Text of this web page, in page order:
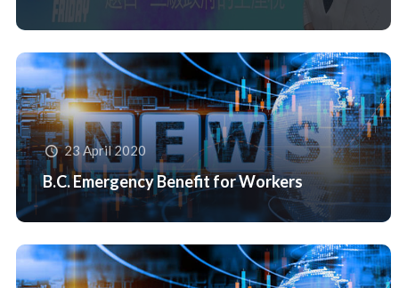
23 April 2020
B.C. Emergency Benefit for Workers